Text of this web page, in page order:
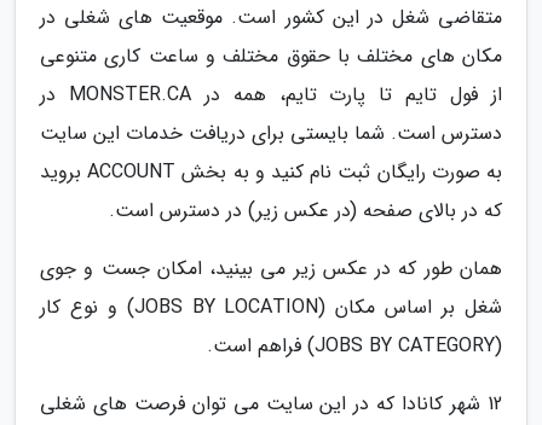
متقاضی شغل در این کشور است. موقعیت های شغلی در
مکان های مختلف با حقوق مختلف و ساعت کاری متنوعی
از فول تایم تا پارت تایم، همه در MONSTER.CA در
دسترس است. شما بایستی برای دریافت خدمات این سایت
به صورت رایگان ثبت نام کنید و به بخش ACCOUNT بروید
که در بالای صفحه (در عکس زیر) در دسترس است.
همان طور که در عکس زیر می بینید، امکان جست و جوی
شغل بر اساس مکان (JOBS BY LOCATION) و نوع کار
(JOBS BY CATEGORY) فراهم است.
12 شهر کانادا که در این سایت می توان فرصت های شغلی